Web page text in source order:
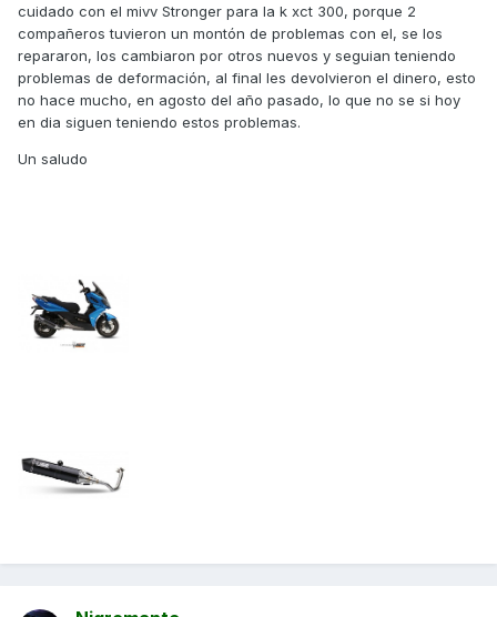
cuidado con el mivv Stronger para la k xct 300, porque 2
compañeros tuvieron un montón de problemas con el, se los
repararon, los cambiaron por otros nuevos y seguian teniendo
problemas de deformación, al final les devolvieron el dinero, esto
no hace mucho, en agosto del año pasado, lo que no se si hoy
en dia siguen teniendo estos problemas.
Un saludo